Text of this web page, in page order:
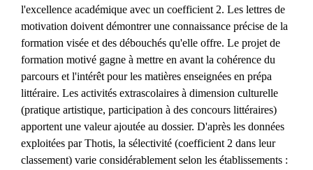
l'excellence académique avec un coefficient 2. Les lettres de
motivation doivent démontrer une connaissance précise de la
formation visée et des débouchés qu'elle offre. Le projet de
formation motivé gagne à mettre en avant la cohérence du
parcours et l'intérêt pour les matières enseignées en prépa
littéraire. Les activités extrascolaires à dimension culturelle
(pratique artistique, participation à des concours littéraires)
apportent une valeur ajoutée au dossier. D'après les données
exploitées par Thotis, la sélectivité (coefficient 2 dans leur
classement) varie considérablement selon les établissements :